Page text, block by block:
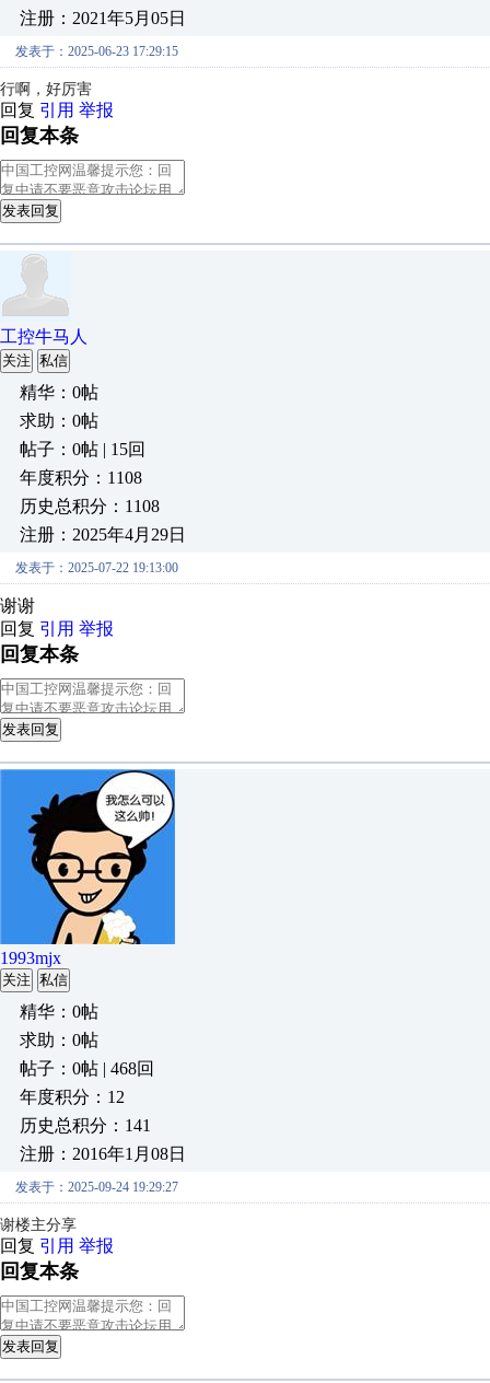
注册：2021年5月05日
发表于：2025-06-23 17:29:15
行啊，好厉害
回复 引用 举报
回复本条
发表回复
工控牛马人
关注 私信
精华：0帖
求助：0帖
帖子：0帖 | 15回
年度积分：1108
历史总积分：1108
注册：2025年4月29日
发表于：2025-07-22 19:13:00
谢谢
回复 引用 举报
回复本条
发表回复
1993mjx
关注 私信
精华：0帖
求助：0帖
帖子：0帖 | 468回
年度积分：12
历史总积分：141
注册：2016年1月08日
发表于：2025-09-24 19:29:27
谢楼主分享
回复 引用 举报
回复本条
发表回复